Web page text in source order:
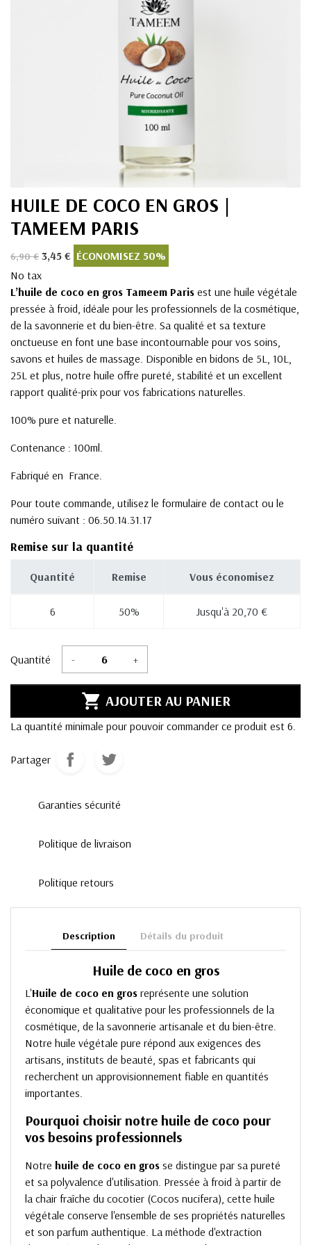
HUILE DE COCO EN GROS |
TAMEEM PARIS
6,90 € 3,45 € ÉCONOMISEZ 50%
No tax
L’huile de coco en gros Tameem Paris est une huile végétale
pressée à froid, idéale pour les professionnels de la cosmétique,
de la savonnerie et du bien-être. Sa qualité et sa texture
onctueuse en font une base incontournable pour vos soins,
savons et huiles de massage. Disponible en bidons de 5L, 10L,
25L et plus, notre huile offre pureté, stabilité et un excellent
rapport qualité-prix pour vos fabrications naturelles.
100% pure et naturelle.
Contenance : 100ml.
Fabriqué en France.
Pour toute commande, utilisez le formulaire de contact ou le
numéro suivant : 06.50.14.31.17
Remise sur la quantité
Quantité Remise Vous économisez
6 50% Jusqu'à 20,70 €
Quantité - +
 AJOUTER AU PANIER
La quantité minimale pour pouvoir commander ce produit est 6.
Partager
Garanties sécurité
Politique de livraison
Politique retours
Description Détails du produit
Huile de coco en gros
L'Huile de coco en gros représente une solution
économique et qualitative pour les professionnels de la
cosmétique, de la savonnerie artisanale et du bien-être.
Notre huile végétale pure répond aux exigences des
artisans, instituts de beauté, spas et fabricants qui
recherchent un approvisionnement fiable en quantités
importantes.
Pourquoi choisir notre huile de coco pour
vos besoins professionnels
Notre huile de coco en gros se distingue par sa pureté
et sa polyvalence d'utilisation. Pressée à froid à partir de
la chair fraîche du cocotier (Cocos nucifera), cette huile
végétale conserve l'ensemble de ses propriétés naturelles
et son parfum authentique. La méthode d'extraction